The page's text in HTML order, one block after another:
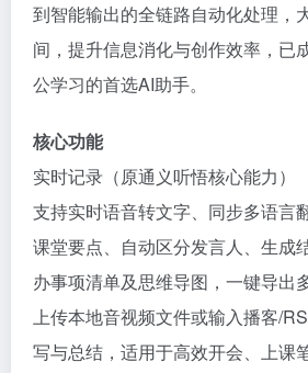
到智能输出的全链路自动化处理，
间，提升信息消化与创作效率，已
公学习的首选AI助手。
核心功能
实时记录（原通义听悟核心能力）
支持实时语音转文字、同步多语言
课堂要点、自动区分发言人、生成
办事项清单及思维导图，一键导出
上传本地音视频文件或输入播客/
写与总结，适用于高效开会、上课